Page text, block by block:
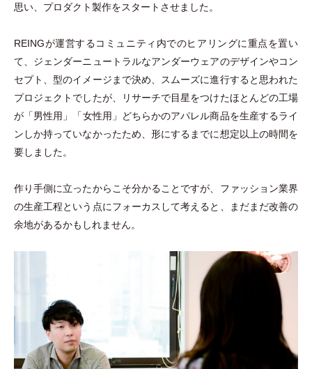
思い、プロダクト製作をスタートさせました。
REINGが運営するコミュニティ内でのヒアリングに重点を置い
て、ジェンダーニュートラルなアンダーウェアのデザインやコン
セプト、型のイメージまで決め、スムーズに進行すると思われた
プロジェクトでしたが、リサーチで目星をつけたほとんどの工場
が 「男性用 」 「女性用 」
どちらかのアパレル商品を生産するライ
ンしか持っていなかったため、形にするまでに想定以上の時間を
要しました。
作り手側に立ったからこそ分かることですが、ファッション業界
の生産工程という点にフォーカスして考えると、まだまだ改善の
余地があるかもしれません。